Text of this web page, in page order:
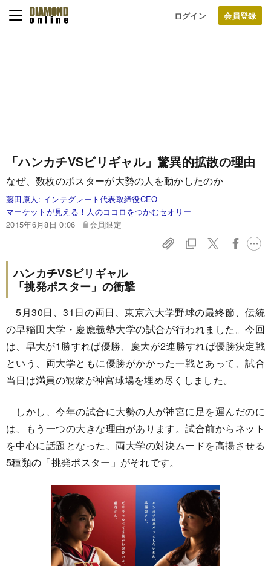
ログイン
「ハンカチVSビリギャル」驚異的拡散の理由
なぜ、数枚のポスターが大勢の人を動かしたのか
藤田康人: インテグレート代表取締役CEO
マーケットが見える！人のココロをつかむセオリー
2015年6月8日 0:06
会員限定
ハンカチVSビリギャル
「挑発ポスター」の衝撃
5月30日、31日の両日、東京六大学野球の最終節、伝統
の早稲田大学・慶應義塾大学の試合が行われました。今回
は、早大が1勝すれば優勝、慶大が2連勝すれば優勝決定戦
という、両大学ともに優勝がかかった一戦とあって、試合
当日は満員の観衆が神宮球場を埋め尽くしました。
しかし、今年の試合に大勢の人が神宮に足を運んだのに
は、もう一つの大きな理由があります。試合前からネット
を中心に話題となった、両大学の対決ムードを高揚させる
5種類の「挑発ポスター」がそれです。